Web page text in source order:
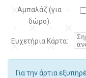
Αμπαλάζ (για
δώρο):
Ευχετήρια Κάρτα:
Για την άρτια